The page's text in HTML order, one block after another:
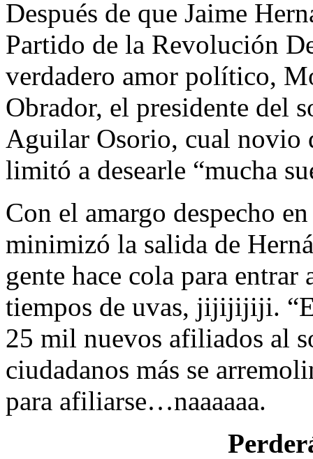
Después de que Jaime
Partido de la Revolución
verdadero amor político,
Obrador, el presidente del
Aguilar Osorio, cual novio
limitó a desearle “mucha
Con el amargo despecho
minimizó la salida de
gente hace cola para
tiempos de uvas, jijijijiji.
25 mil nuevos afiliados al
ciudadanos más se
para afiliarse…naaaaaa.